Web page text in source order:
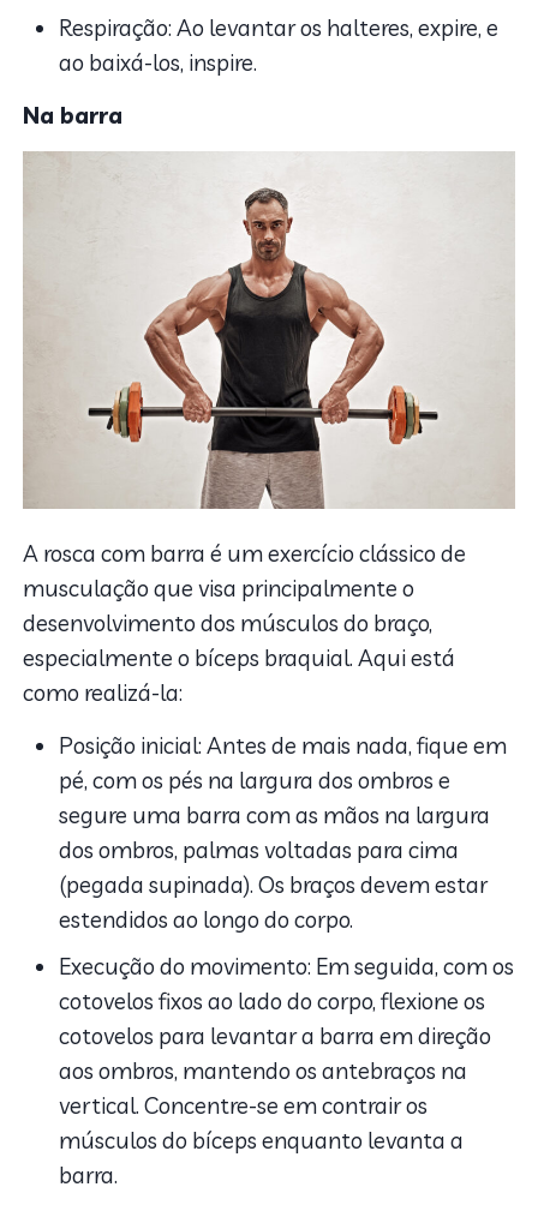
Respiração: Ao levantar os halteres, expire, e
ao baixá-los, inspire.
Na barra
A rosca com barra é um exercício clássico de
musculação que visa principalmente o
desenvolvimento dos músculos do braço,
especialmente o bíceps braquial. Aqui está
como realizá-la:
Posição inicial: Antes de mais nada, fique em
pé, com os pés na largura dos ombros e
segure uma barra com as mãos na largura
dos ombros, palmas voltadas para cima
(pegada supinada). Os braços devem estar
estendidos ao longo do corpo.
Execução do movimento: Em seguida, com os
cotovelos fixos ao lado do corpo, flexione os
cotovelos para levantar a barra em direção
aos ombros, mantendo os antebraços na
vertical. Concentre-se em contrair os
músculos do bíceps enquanto levanta a
barra.